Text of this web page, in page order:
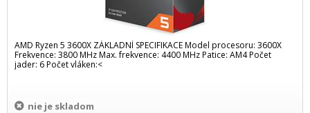
AMD Ryzen 5 3600X ZÁKLADNÍ SPECIFIKACE Model procesoru: 3600X
Frekvence: 3800 MHz Max. frekvence: 4400 MHz Patice: AM4 Počet
jader: 6 Počet vláken:<
nie je skladom